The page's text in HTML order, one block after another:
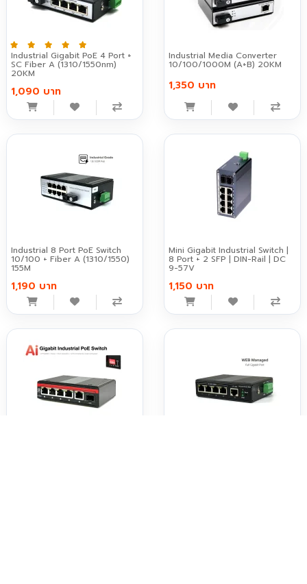
Industrial Gigabit PoE 4 Port +
SC Fiber A (1310/1550nm)
20KM
1,090 บาท
Industrial Media Converter
10/100/1000M (A+B) 20KM
1,350 บาท
Industrial 8 Port PoE Switch
10/100 + Fiber A (1310/1550)
155M
1,190 บาท
Mini Gigabit Industrial Switch |
8 Port + 2 SFP | DIN-Rail | DC
9-57V
1,150 บาท